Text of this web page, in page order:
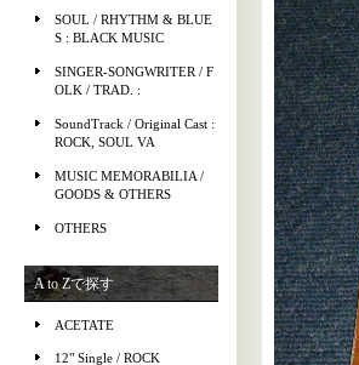
SOUL / RHYTHM & BLUE
S : BLACK MUSIC
SINGER-SONGWRITER / F
OLK / TRAD. :
SoundTrack / Original Cast :
ROCK, SOUL VA
MUSIC MEMORABILIA /
GOODS & OTHERS
OTHERS
A to Zで探す
ACETATE
12" Single / ROCK